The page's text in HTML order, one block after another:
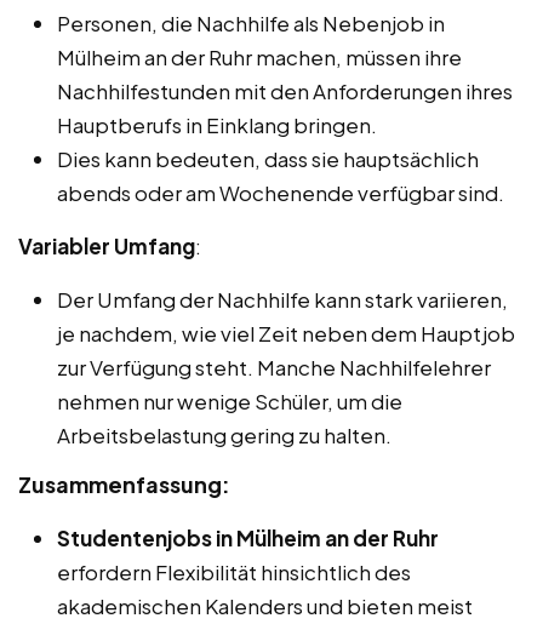
Personen, die Nachhilfe als Nebenjob in
Mülheim an der Ruhr machen, müssen ihre
Nachhilfestunden mit den Anforderungen ihres
Hauptberufs in Einklang bringen.
Dies kann bedeuten, dass sie hauptsächlich
abends oder am Wochenende verfügbar sind.
Variabler Umfang:
Der Umfang der Nachhilfe kann stark variieren,
je nachdem, wie viel Zeit neben dem Hauptjob
zur Verfügung steht. Manche Nachhilfelehrer
nehmen nur wenige Schüler, um die
Arbeitsbelastung gering zu halten.
Zusammenfassung:
Studentenjobs in Mülheim an der Ruhr
erfordern Flexibilität hinsichtlich des
akademischen Kalenders und bieten meist